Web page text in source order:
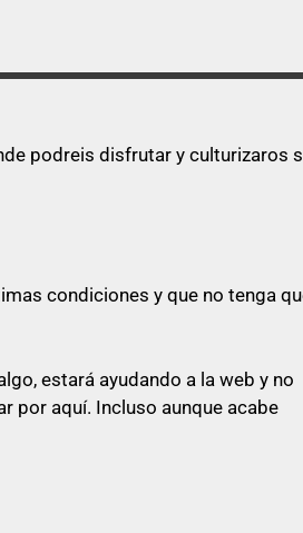
podreis disfrutar y culturizaros
condiciones y que no tenga
estará ayudando a la web y no
por aquí. Incluso aunque acabe